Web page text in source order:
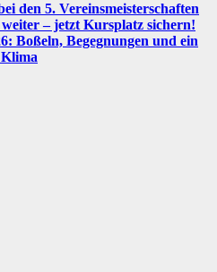
den 5. Vereinsmeisterschaften
weiter – jetzt Kursplatz sichern!
Boßeln, Begegnungen und ein